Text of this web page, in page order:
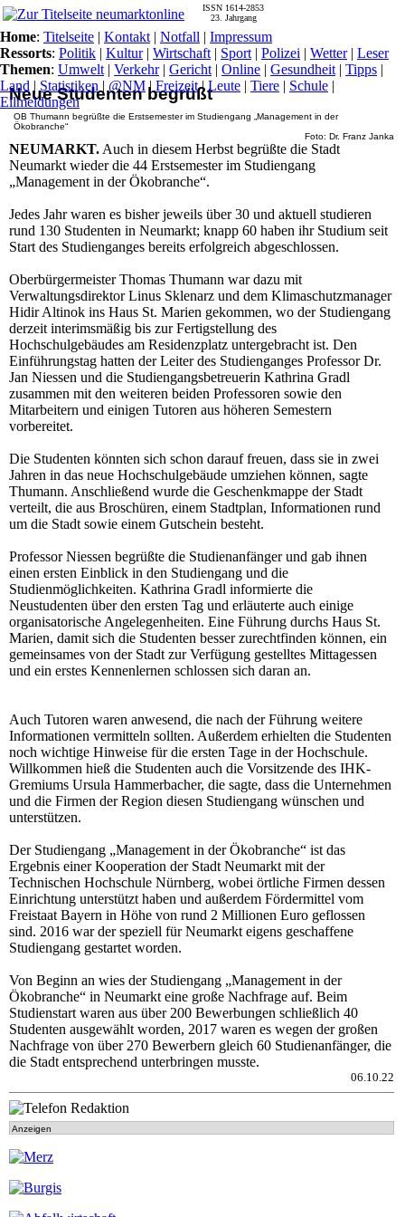
Neue Studenten begrüßt
OB Thumann begrüßte die Erstsemester im Studiengang „Management in der
Ökobranche“
Foto: Dr. Franz Janka
NEUMARKT. Auch in diesem Herbst begrüßte die Stadt
Neumarkt wieder die 44 Erstsemester im Studiengang
„Management in der Ökobranche“.
Jedes Jahr waren es bisher jeweils über 30 und aktuell studieren
rund 130 Studenten in Neumarkt; knapp 60 haben ihr Studium seit
Start des Studienganges bereits erfolgreich abgeschlossen.
Oberbürgermeister Thomas Thumann war dazu mit
Verwaltungsdirektor Linus Sklenarz und dem Klimaschutzmanager
Hidir Altinok ins Haus St. Marien gekommen, wo der Studiengang
derzeit interimsmäßig bis zur Fertigstellung des
Hochschulgebäudes am Residenzplatz untergebracht ist. Den
Einführungstag hatten der Leiter des Studienganges Professor Dr.
Jan Niessen und die Studiengangsbetreuerin Kathrina Gradl
zusammen mit den weiteren beiden Professoren sowie den
Mitarbeitern und einigen Tutoren aus höheren Semestern
vorbereitet.
Die Studenten könnten sich schon darauf freuen, dass sie in zwei
Jahren in das neue Hochschulgebäude umziehen können, sagte
Thumann. Anschließend wurde die Geschenkmappe der Stadt
verteilt, die aus Broschüren, einem Stadtplan, Informationen rund
um die Stadt sowie einem Gutschein besteht.
Professor Niessen begrüßte die Studienanfänger und gab ihnen
einen ersten Einblick in den Studiengang und die
Studienmöglichkeiten. Kathrina Gradl informierte die
Neustudenten über den ersten Tag und erläuterte auch einige
organisatorische Angelegenheiten. Eine Führung durchs Haus St.
Marien, damit sich die Studenten besser zurechtfinden können, ein
gemeinsames von der Stadt zur Verfügung gestelltes Mittagessen
und ein erstes Kennenlernen schlossen sich daran an.
Auch Tutoren waren anwesend, die nach der Führung weitere
Informationen vermitteln sollten. Außerdem erhielten die Studenten
noch wichtige Hinweise für die ersten Tage in der Hochschule.
Willkommen hieß die Studenten auch die Vorsitzende des IHK-
Gremiums Ursula Hammerbacher, die sagte, dass die Unternehmen
und die Firmen der Region diesen Studiengang wünschen und
unterstützen.
Der Studiengang „Management in der Ökobranche“ ist das
Ergebnis einer Kooperation der Stadt Neumarkt mit der
Technischen Hochschule Nürnberg, wobei örtliche Firmen dessen
Einrichtung unterstützt haben und außerdem Fördermittel vom
Freistaat Bayern in Höhe von rund 2 Millionen Euro geflossen
sind. 2016 war der speziell für Neumarkt eigens geschaffene
Studiengang gestartet worden.
Von Beginn an wies der Studiengang „Management in der
Ökobranche“ in Neumarkt eine große Nachfrage auf. Beim
Studienstart waren aus über 200 Bewerbungen schließlich 40
Studenten ausgewählt worden, 2017 waren es wegen der großen
Nachfrage von über 270 Bewerbern gleich 60 Studienanfänger, die
die Stadt entsprechend unterbringen musste.
06.10.22
Anzeigen
ISSN 1614-2853
23. Jahrgang
Home: Titelseite | Kontakt | Notfall | Impressum
Ressorts: Politik | Kultur| Wirtschaft | Sport | Polizei | Wetter| Leser
Themen: Umwelt | Verkehr| Gericht | Online | Gesundheit | Tipps |
Land | Statistiken | @NM| Freizeit|Leute | Tiere | Schule |
Eilmeldungen